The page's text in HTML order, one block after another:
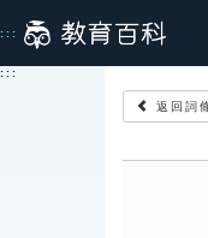
到
主
:::
:::
返回詞